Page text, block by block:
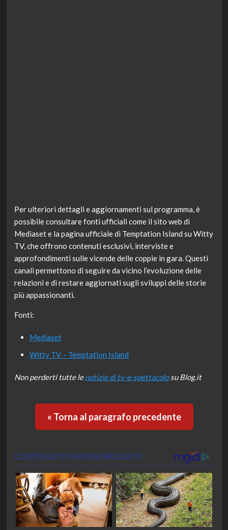
Per ulteriori dettagli e aggiornamenti sul programma, è
possibile consultare fonti ufficiali come il sito web di
Mediaset e la pagina ufficiale di Temptation Island su Witty
TV, che offrono contenuti esclusivi, interviste e
approfondimenti sulle vicende delle coppie in gara. Questi
canali permettono di seguire da vicino l’evoluzione delle
relazioni e di restare aggiornati sugli sviluppi delle storie
più appassionanti.
Fonti:
Mediaset
Witty TV – Temptation Island
Non perderti tutte lenotizie di tv-e-spettacolosu Blog.it
« Torna al paragrafo precedente